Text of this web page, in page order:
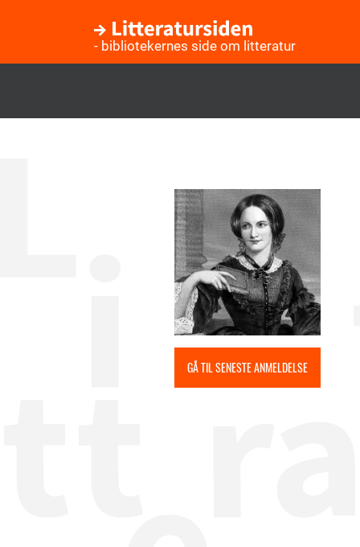
- bibliotekernes side om litteratur
GÅ TIL SENESTE ANMELDELSE